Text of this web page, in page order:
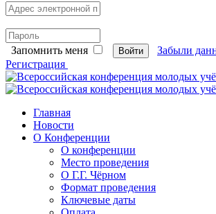
Запомнить меня Войти
Забыли
Регистрация
Главная
Новости
О Конференции
О конференции
Место проведения
О Г.Г. Чёрном
Формат проведения
Ключевые даты